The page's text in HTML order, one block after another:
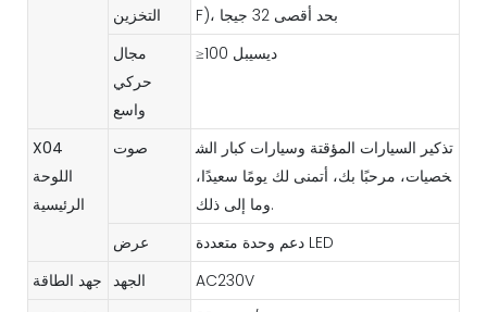
التخزين
F)، بحد أقصى 32 جيجا
مجال
حركي
واسع
≥100 ديسيبل
X04
اللوحة
الرئيسية
صوت
تذكير السيارات المؤقتة وسيارات كبار الش
خصيات، مرحبًا بك، أتمنى لك يومًا سعيدًا،
وما إلى ذلك.
عرض
دعم وحدة متعددة LED
جهد الطاقة الجهد
AC230V